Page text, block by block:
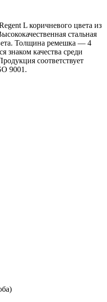
L коричневого цвета из
стальная
Толщина ремешка — 4
знаком качества среди
соответствует
9001.